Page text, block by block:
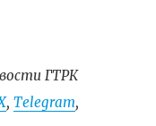
ГТРК
, Telegram,